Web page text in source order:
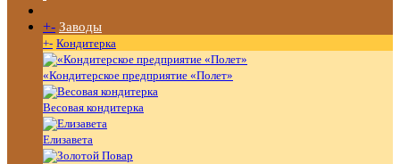
+- Заводы
+- Кондитерка
«Кондитерское предприятие «Полет»
Весовая кондитерка
Елизавета